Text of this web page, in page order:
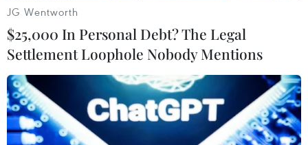
JG Wentworth
$25,000 In Personal Debt? The Legal
Settlement Loophole Nobody Mentions